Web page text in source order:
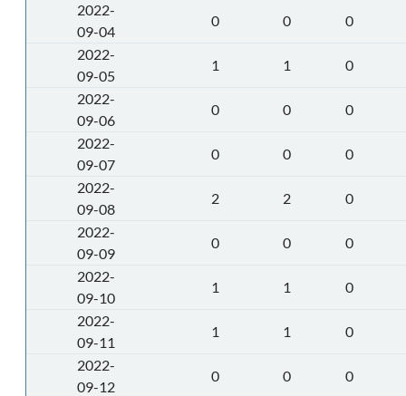
2022-
09-04
0 0
0
2022-
09-05
1 1
0
2022-
09-06
0 0
0
2022-
09-07
0 0
0
2022-
09-08
2 2
0
2022-
09-09
0 0
0
2022-
09-10
1 1
0
2022-
09-11
1 1
0
2022-
09-12
0 0
0